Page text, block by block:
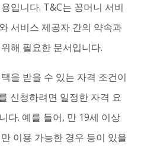
입니다. T&C는 꽁머니 서비
서비스 제공자 간의 약속과
해 필요한 문서입니다.
을 받을 수 있는 자격 조건이
신청하려면 일정한 자격 요
다. 예를 들어, 만 19세 이상
이용 가능한 경우 등이 있을